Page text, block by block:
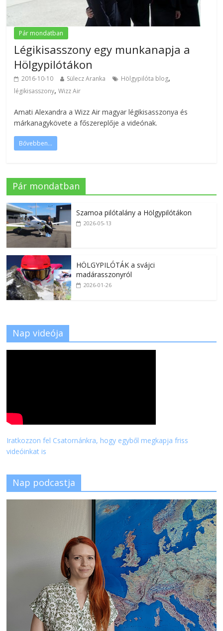
Pár mondatban
Légikisasszony egy munkanapja a
Hölgypilótákon
2016-10-10 Sülecz Aranka Hölgypilóta blog,
légikisasszony,Wizz Air
Amati Alexandra a Wizz Air magyar légikisasszonya és
márkanagykövete a főszereplője a videónak.
Bővebben...
Pár mondatban
Szamoa pilótalány a Hölgypilótákon
2026-05-13
HÖLGYPILÓTÁK a svájci
madárasszonyról
2026-01-26
Nap videója
Iratkozzon fel Csatornánkra, hogy egyből megkapja friss
videóinkat is
Nap podcastja